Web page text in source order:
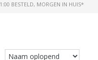
BESTELD, MORGEN IN HUIS*